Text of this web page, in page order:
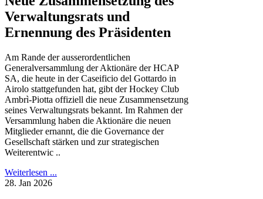
Verwaltungsrats und
Ernennung des Präsidenten
Am Rande der ausserordentlichen
Generalversammlung der Aktionäre der HCAP
SA, die heute in der Caseificio del Gottardo in
Airolo stattgefunden hat, gibt der Hockey Club
Ambrì-Piotta offiziell die neue Zusammensetzung
seines Verwaltungsrats bekannt. Im Rahmen der
Versammlung haben die Aktionäre die neuen
Mitglieder ernannt, die die Governance der
Gesellschaft stärken und zur strategischen
Weiterentwic ..
Weiterlesen ...
28. Jan 2026